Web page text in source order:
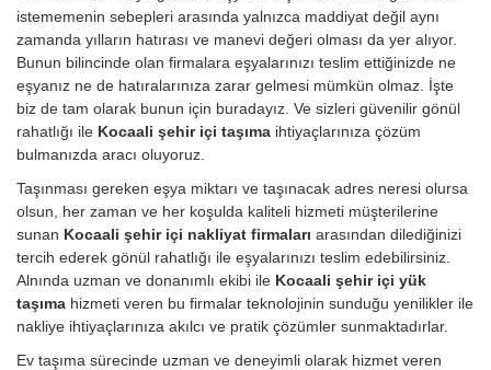
istememenin sebepleri arasında yalnızca maddiyat değil aynı
zamanda yılların hatırası ve manevi değeri olması da yer alıyor.
Bunun bilincinde olan firmalara eşyalarınızı teslim ettiğinizde ne
eşyanız ne de hatıralarınıza zarar gelmesi mümkün olmaz. İşte
biz de tam olarak bunun için buradayız. Ve sizleri güvenilir gönül
rahatlığı ile Kocaali şehir içi taşıma ihtiyaçlarınıza çözüm
bulmanızda aracı oluyoruz.
Taşınması gereken eşya miktarı ve taşınacak adres neresi olursa
olsun, her zaman ve her koşulda kaliteli hizmeti müşterilerine
sunan Kocaali şehir içi nakliyat firmaları arasından dilediğinizi
tercih ederek gönül rahatlığı ile eşyalarınızı teslim edebilirsiniz.
Alnında uzman ve donanımlı ekibi ile Kocaali şehir içi yük
taşıma hizmeti veren bu firmalar teknolojinin sunduğu yenilikler ile
nakliye ihtiyaçlarınıza akılcı ve pratik çözümler sunmaktadırlar.
Ev taşıma sürecinde uzman ve deneyimli olarak hizmet veren